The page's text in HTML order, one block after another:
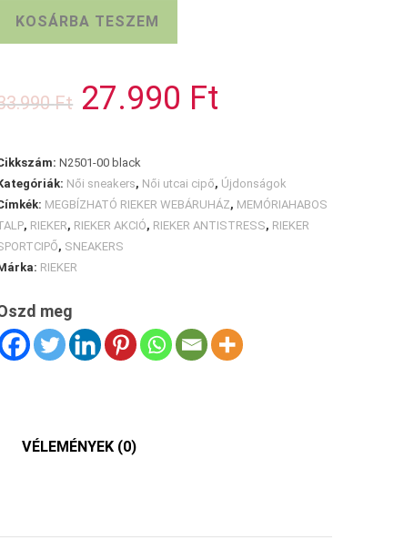
KOSÁRBA TESZEM
Ft
Original
price
was:
27.990 Ft
N2501-00 black
Női sneakers, Női utcai cipő, Újdonságok
MEGBÍZHATÓ RIEKER WEBÁRUHÁZ, MEMÓRIAHABOS
, RIEKER, RIEKER AKCIÓ, RIEKER ANTISTRESS, RIEKER
, SNEAKERS
RIEKER
meg
VÉLEMÉNYEK (0)